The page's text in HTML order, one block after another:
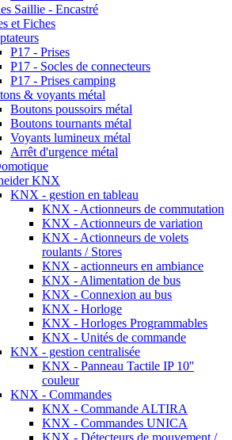
Saillie - Encastré
et Fiches
P17 - Prises
P17 - Socles de connecteurs
P17 - Prises camping
& voyants métal
Boutons poussoirs métal
Boutons tournants métal
Voyants lumineux métal
Arrêt d'urgence métal
KNX
KNX - gestion en tableau
KNX - Actionneurs de commutation
KNX - Actionneurs de variation
KNX - Actionneurs de volets
roulants / Stores
KNX - actionneurs en ambiance
KNX - Alimentation de bus
KNX - Connexion au bus
KNX - Horloge
KNX - Horloges Programmables
KNX - Unités de commande
KNX - gestion centralisée
KNX - Panneau Tactile IP 10''
couleur
KNX - Commandes
KNX - Commande ALTIRA
KNX - Commandes UNICA